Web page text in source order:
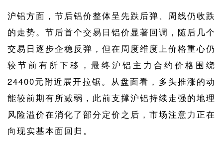
沪铝方面，节后铝价整体呈先跌后弹、周线仍收跌
的走势。节后首个交易日铝价显著回调，随后几个
交易日逐步企稳反弹，但在周度维度上价格重心仍
较节前有所下移，最终沪铝主力合约价格围绕
24400元附近展开拉锯。从盘面看，多头推涨的动
能较前期有所减弱，此前支撑沪铝持续走强的地理
风险溢价在消化了部分定价之后，市场注意力正在
向现实基本面回归。